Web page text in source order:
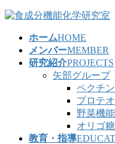
コ
ナ
ホームHOME
メンバーMEMBER
研究紹介PROJECTS
矢部グループ
ペクチ
プロテ
野菜機
オリゴ
教育・指導